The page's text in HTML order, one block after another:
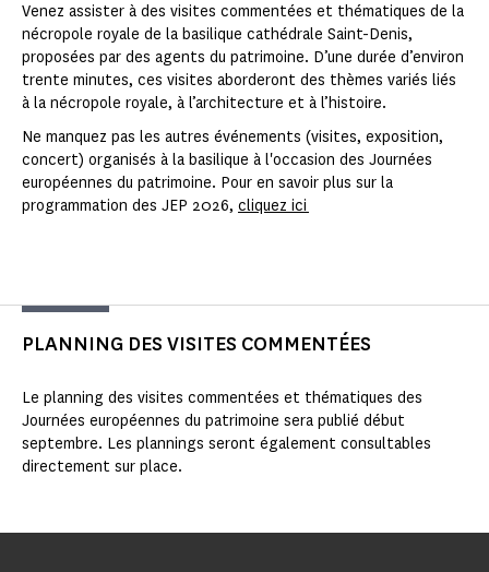
Venez assister à des visites commentées et thématiques de la
nécropole royale de la basilique cathédrale Saint-Denis,
proposées par des agents du patrimoine. D’une durée d’environ
trente minutes, ces visites aborderont des thèmes variés liés
à la nécropole royale, à l’architecture et à l’histoire.
Ne manquez pas les autres événements (visites, exposition,
concert) organisés à la basilique à l'occasion des Journées
européennes du patrimoine. Pour en savoir plus sur la
programmation des JEP 2026, cliquez ici
PLANNING DES VISITES COMMENTÉES
Le planning des visites commentées et thématiques des
Journées européennes du patrimoine sera publié début
septembre. Les plannings seront également consultables
directement sur place.